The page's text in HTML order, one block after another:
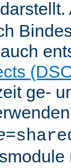
darstellt.
ge-